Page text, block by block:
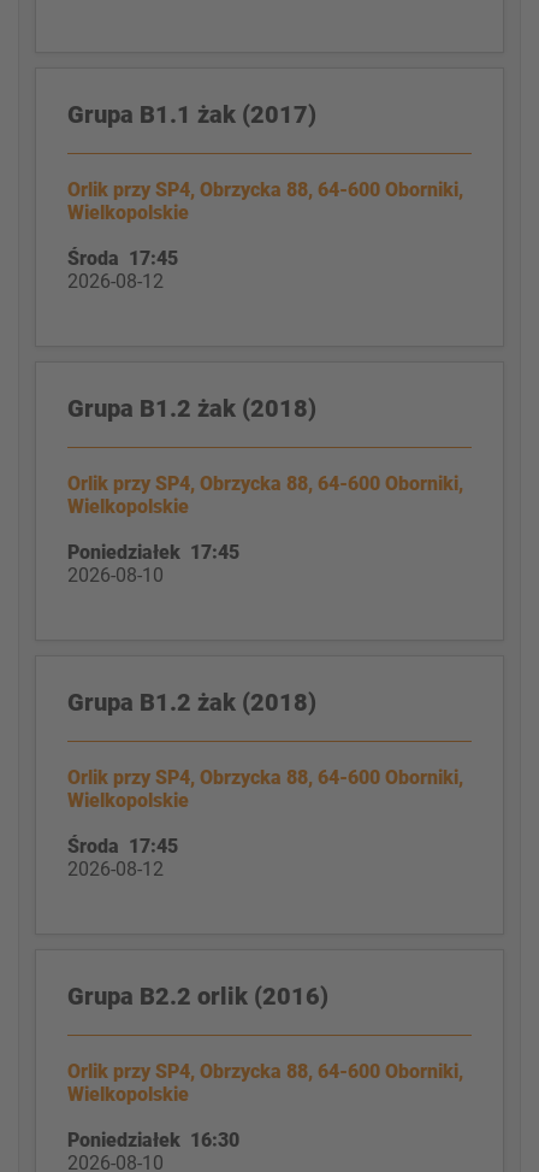
Grupa B1.1 żak (2017)
Orlik przy SP4, Obrzycka 88, 64-600 Oborniki,
Wielkopolskie
Środa 17:45
2026-08-12
Grupa B1.2 żak (2018)
Orlik przy SP4, Obrzycka 88, 64-600 Oborniki,
Wielkopolskie
Poniedziałek 17:45
2026-08-10
Grupa B1.2 żak (2018)
Orlik przy SP4, Obrzycka 88, 64-600 Oborniki,
Wielkopolskie
Środa 17:45
2026-08-12
Grupa B2.2 orlik (2016)
Orlik przy SP4, Obrzycka 88, 64-600 Oborniki,
Wielkopolskie
Poniedziałek 16:30
2026-08-10